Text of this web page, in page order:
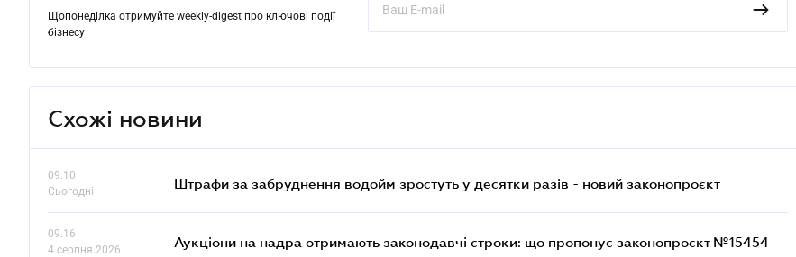
Щопонеділка отримуйте weekly-digest про ключові події
бізнесу
Схожі новини
09.10
Сьогодні
Штрафи за забруднення водойм зростуть у десятки разів - новий законопроєкт
09.16
4 серпня 2026
Аукціони на надра отримають законодавчі строки: що пропонує законопроєкт №15454